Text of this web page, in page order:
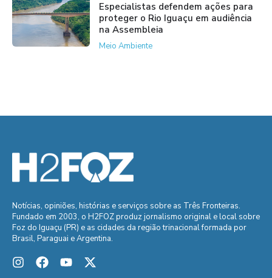
Especialistas defendem ações para
proteger o Rio Iguaçu em audiência
na Assembleia
Meio Ambiente
Notícias, opiniões, histórias e serviços sobre as Três Fronteiras.
Fundado em 2003, o H2FOZ produz jornalismo original e local sobre
Foz do Iguaçu (PR) e as cidades da região trinacional formada por
Brasil, Paraguai e Argentina.